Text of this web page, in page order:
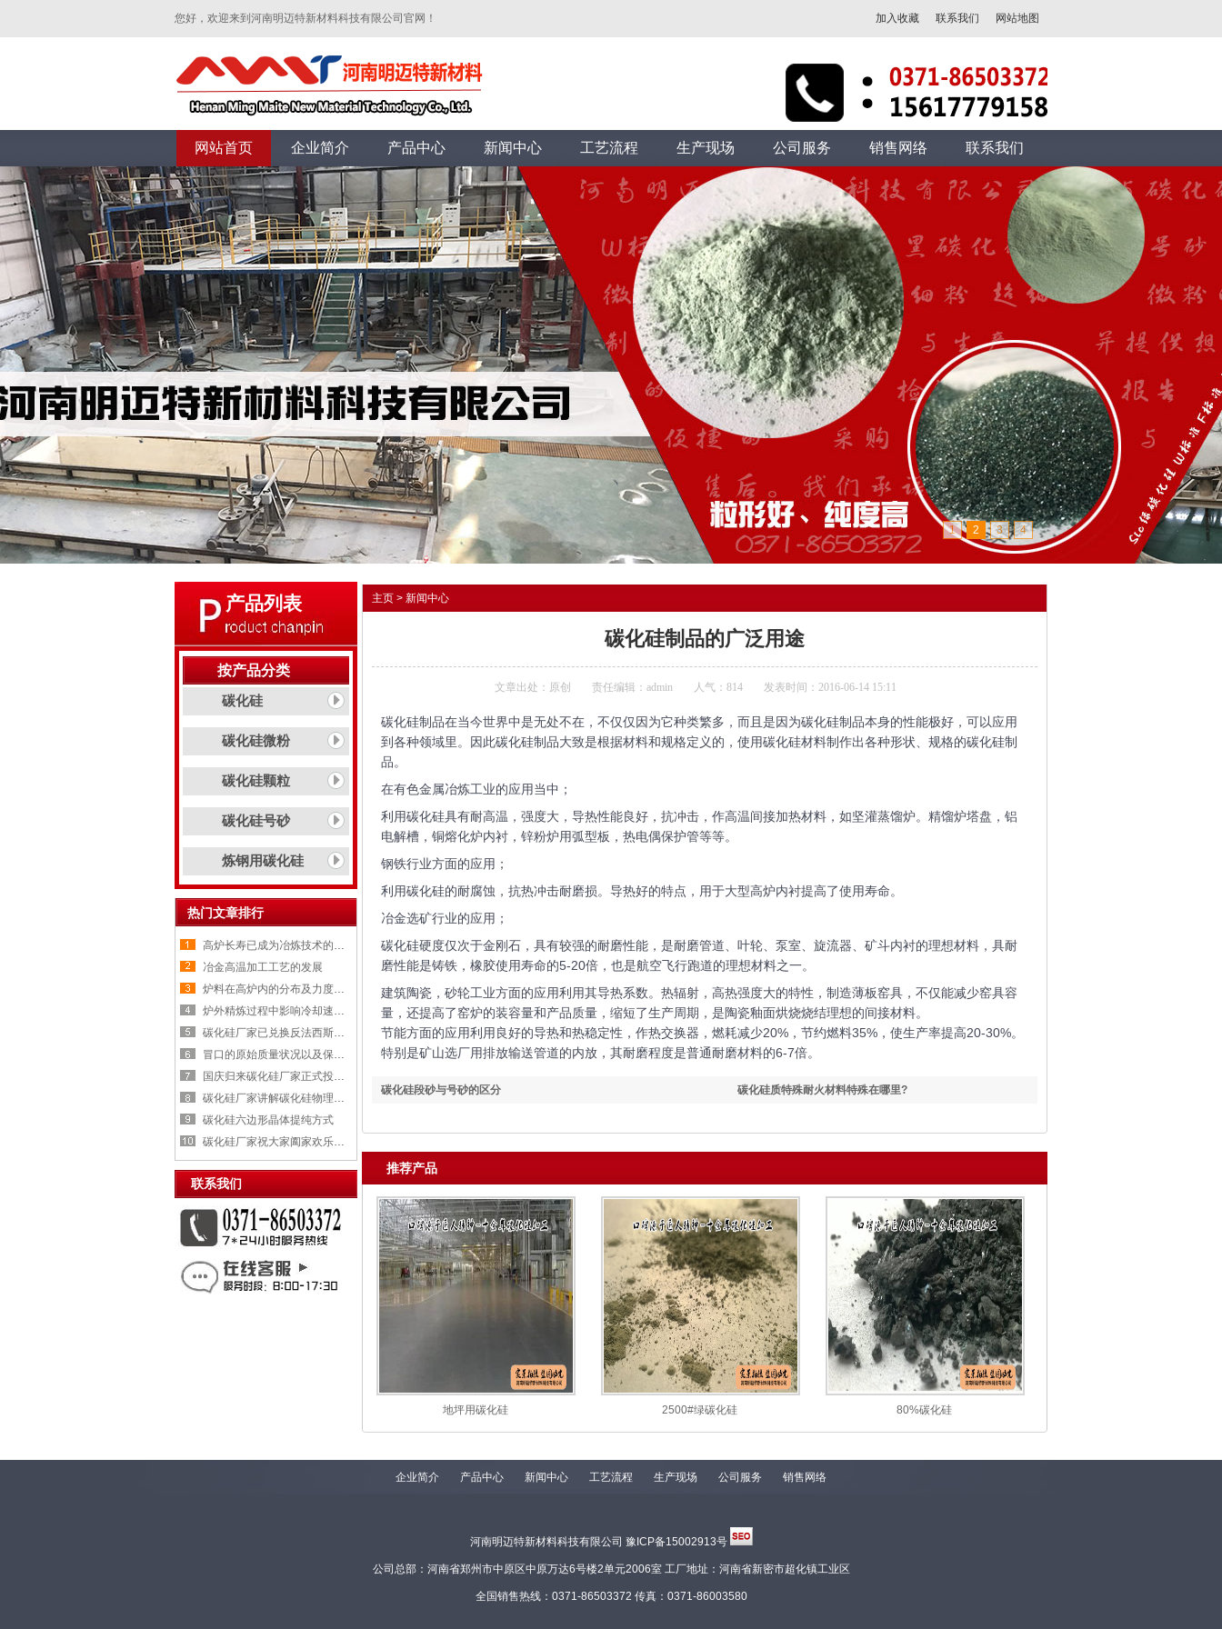
您好，欢迎来到河南明迈特新材料科技有限公司官网！ 加入收藏 联系我们 网站地图
网站首页 企业简介 产品中心 新闻中心 工艺流程 生产现场 公司服务 销售网络 联系我们
1 2 3 4
产品列表
按产品分类
碳化硅
碳化硅微粉
碳化硅颗粒
碳化硅号砂
炼钢用碳化硅
热门文章排行
高炉长寿已成为冶炼技术的重要
冶金高温加工工艺的发展
炉料在高炉内的分布及力度变化
炉外精炼过程中影响冷却速率的
碳化硅厂家已兑换反法西斯战争
冒口的原始质量状况以及保温剂
国庆归来碳化硅厂家正式投入生
碳化硅厂家讲解碳化硅物理性质
碳化硅六边形晶体提纯方式
碳化硅厂家祝大家阖家欢乐，喜
联系我们
主页 > 新闻中心
碳化硅制品的广泛用途
文章出处：原创 责任编辑：admin 人气： 814 发表时间：2016-06-14 15:11
碳化硅制品在当今世界中是无处不在，不仅仅因为它种类繁多，而且是因为碳化硅制品本身的性能极好，可以应用
到各种领域里。因此碳化硅制品大致是根据材料和规格定义的，使用碳化硅材料制作出各种形状、规格的碳化硅制
品。
在有色金属冶炼工业的应用当中；
利用碳化硅具有耐高温，强度大，导热性能良好，抗冲击，作高温间接加热材料，如坚灌蒸馏炉。精馏炉塔盘，铝
电解槽，铜熔化炉内衬，锌粉炉用弧型板，热电偶保护管等等。
钢铁行业方面的应用；
利用碳化硅的耐腐蚀，抗热冲击耐磨损。导热好的特点，用于大型高炉内衬提高了使用寿命。
冶金选矿行业的应用；
碳化硅硬度仅次于金刚石，具有较强的耐磨性能，是耐磨管道、叶轮、泵室、旋流器、矿斗内衬的理想材料，具耐
磨性能是铸铁，橡胶使用寿命的5-20倍，也是航空飞行跑道的理想材料之一。
建筑陶瓷，砂轮工业方面的应用利用其导热系数。热辐射，高热强度大的特性，制造薄板窑具，不仅能减少窑具容
量，还提高了窑炉的装容量和产品质量，缩短了生产周期，是陶瓷釉面烘烧烧结理想的间接材料。
节能方面的应用利用良好的导热和热稳定性，作热交换器，燃耗减少20%，节约燃料35%，使生产率提高20-30%。
特别是矿山选厂用排放输送管道的内放，其耐磨程度是普通耐磨材料的6-7倍。
碳化硅段砂与号砂的区分 碳化硅质特殊耐火材料特殊在哪里?
推荐产品
地坪用碳化硅 2500#绿碳化硅 80%碳化硅
企业简介 产品中心 新闻中心 工艺流程 生产现场 公司服务 销售网络
河南明迈特新材料科技有限公司 豫ICP备15002913号
公司总部：河南省郑州市中原区中原万达6号楼2单元2006室 工厂地址：河南省新密市超化镇工业区
全国销售热线：0371-86503372 传真：0371-86003580